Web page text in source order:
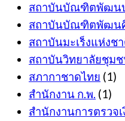
สถาบันบัณฑิตพัฒน
สถาบันบัณฑิตพัฒน
สถาบันมะเร็งแห่งช
สถาบันวิทยาลัยชุม
สภากาชาดไทย (1)
สำนักงาน ก.พ. (1)
สำนักงานการตรวจ